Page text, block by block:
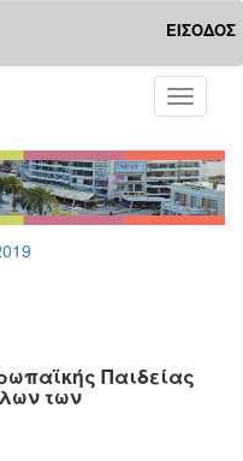
ΕΙΣΟΔΟΣ
Toggle
Παιδείας
των